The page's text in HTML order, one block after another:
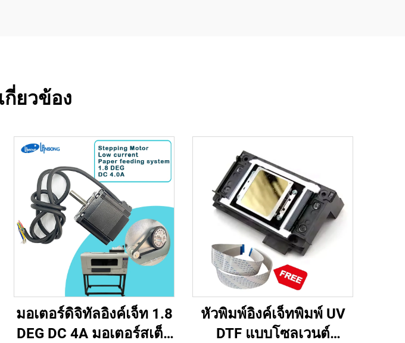
ยวข้อง
มอเตอร์ดิจิทัลอิงค์เจ็ท 1.8
DEG DC 4A มอเตอร์สเต็ป
หัวพิมพ์อิงค์เจ็ทพิมพ์ UV
DTF แบบโซลเวนต์